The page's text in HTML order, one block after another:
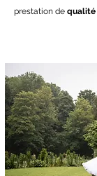
prestation de qualité